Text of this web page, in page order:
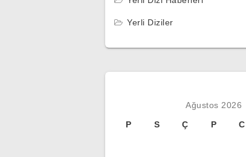
Yerli Diziler
Ağustos 2026
P
S Ç P C